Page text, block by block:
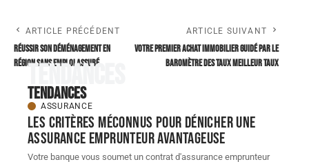
ARTICLE PRÉCÉDENT
Réussir son déménagement en
région sans emploi assuré
ARTICLE SUIVANT
Votre premier achat immobilier guidé par le
Baromètre des taux meilleur taux
Tendances
Tendances
ASSURANCE
Les critères méconnus pour dénicher une
assurance emprunteur avantageuse
Votre banque vous soumet un contrat d'assurance emprunteur